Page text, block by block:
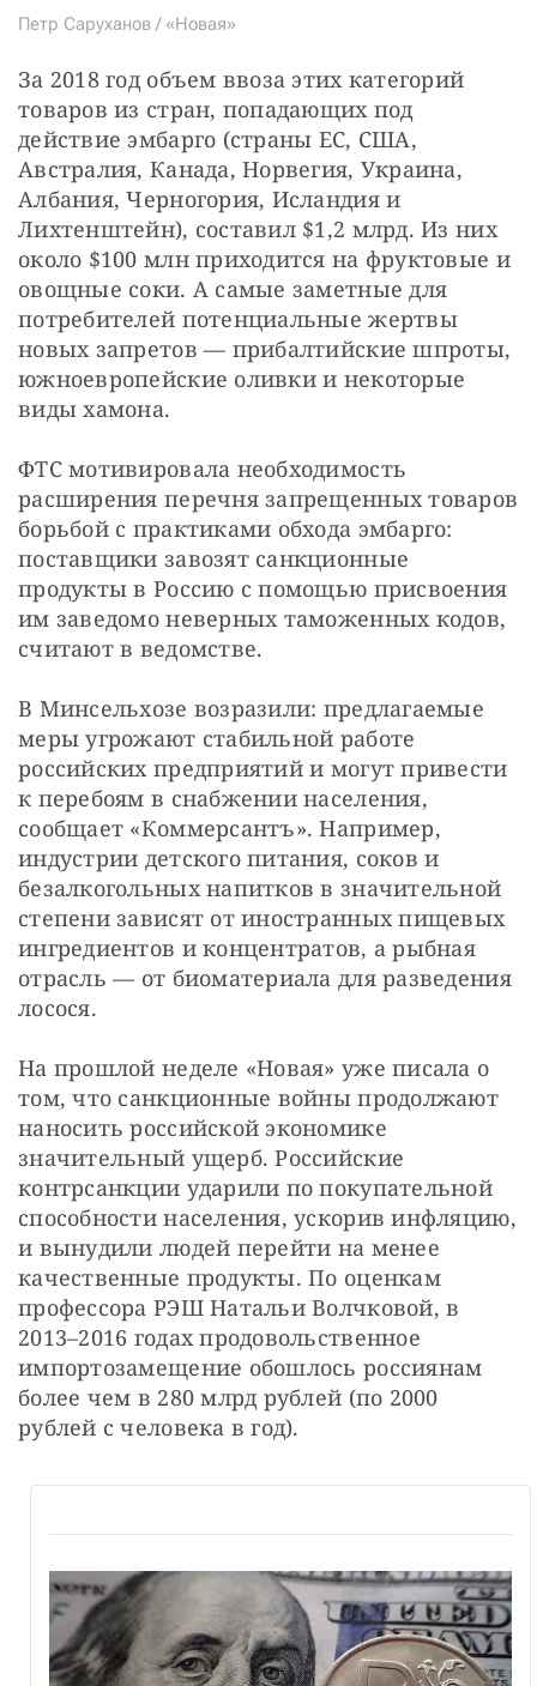
Петр Саруханов / «Новая»
За 2018 год объем ввоза этих категорий
товаров из стран, попадающих под
действие эмбарго (страны ЕС, США,
Австралия, Канада, Норвегия, Украина,
Албания, Черногория, Ислан­дия и
Лихтенштейн), составил $1,2 млрд. Из них
около $100 млн приходится на фруктовые и
овощные соки. А самые заметные для
потребителей потенциальные жертвы
новых запретов — прибалтийские шпроты,
южноевропейские оливки и некоторые
виды хамона.
ФТС мотивировала необходимость
расширения перечня запрещенных товаров
борьбой с практиками обхода эмбарго:
поставщики завозят санкционные
продукты в Россию с помощью присвоения
им заведомо неверных таможенных кодов,
считают в ведомстве.
В Минсельхозе возразили: предлагаемые
меры угрожают стабильной работе
российских предприятий и могут привести
к перебоям в снабжении населения,
сообщает «Коммерсантъ». Например,
индустрии детского питания, соков и
безалкогольных напитков в значительной
степени зависят от иностранных пищевых
ингредиентов и концентратов, а рыбная
отрасль — от биоматериала для разведения
лосося.
На прошлой неделе «Новая» уже писала о
том, что санкционные войны продолжают
наносить российской экономике
значительный ущерб. Российские
контрсанкции ударили по покупательной
способности населения, ускорив инфляцию,
и вынудили людей перейти на менее
качественные продукты. По оценкам
профессора РЭШ Натальи Волчковой, в
2013–2016 годах продовольственное
импортозамещение обошлось россиянам
более чем в 280 млрд рублей (по 2000
рублей с человека в год).